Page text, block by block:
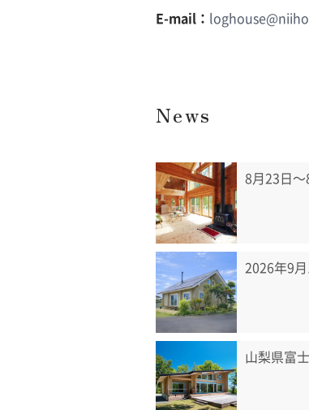
E-mail：
News
8月23日
2026年9
山梨県富